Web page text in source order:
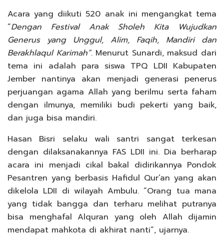
Acara yang diikuti 520 anak ini mengangkat tema
“Dengan Festival Anak Sholeh Kita Wujudkan
Generus yang Unggul, Alim, Faqih, Mandiri dan
Berakhlaqul Karimah”. Menurut Sunardi, maksud dari
tema ini adalah para siswa TPQ LDII Kabupaten
Jember nantinya akan menjadi generasi penerus
perjuangan agama Allah yang berilmu serta faham
dengan ilmunya, memiliki budi pekerti yang baik,
dan juga bisa mandiri.
Hasan Bisri selaku wali santri sangat terkesan
dengan dilaksanakannya FAS LDII ini. Dia berharap
acara ini menjadi cikal bakal didirikannya Pondok
Pesantren yang berbasis Hafidul Qur’an yang akan
dikelola LDII di wilayah Ambulu. “Orang tua mana
yang tidak bangga dan terharu melihat putranya
bisa menghafal Alquran yang oleh Allah dijamin
mendapat mahkota di akhirat nanti”, ujarnya.